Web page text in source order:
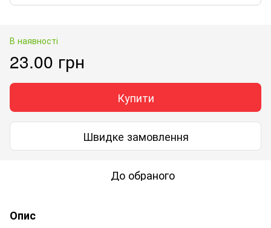
В наявності
23.00 грн
Купити
Швидке замовлення
До обраного
Опис